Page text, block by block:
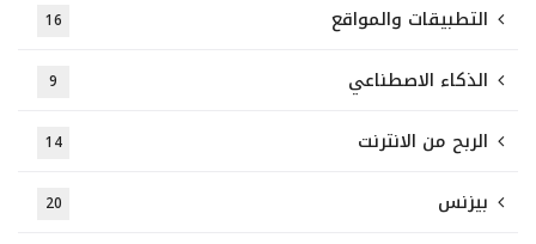
التطبيقات والمواقع 16
الذكاء الاصطناعي 9
الربح من الانترنت 14
بيزنس 20